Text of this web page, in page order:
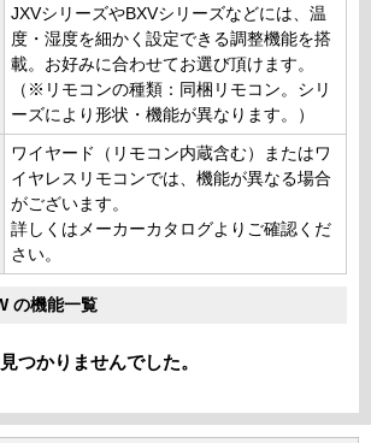
JXVシリーズやBXVシリーズなどには、温
度・湿度を細かく設定できる調整機能を搭
載。お好みに合わせてお選び頂けます。
（※リモコンの種類：同梱リモコン。シリ
ーズにより形状・機能が異なります。）
ワイヤード（リモコン内蔵含む）またはワ
イヤレスリモコンでは、機能が異なる場合
がございます。
詳しくはメーカーカタログよりご確認くだ
さい。
の機能一覧
つかりませんでした。